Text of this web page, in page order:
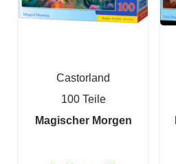
Castorland
100 Teile
Magischer Morgen